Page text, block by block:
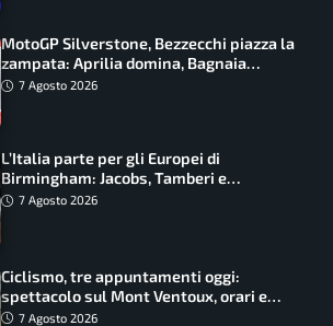
MotoGP Silverstone, Bezzecchi piazza la
zampata: Aprilia domina, Bagnaia
costretto al Q1
7 Agosto 2026
L’Italia parte per gli Europei di
Birmingham: Jacobs, Tamberi e
Battocletti guidano una spedizione
7 Agosto 2026
Ciclismo, tre appuntamenti oggi:
spettacolo sul Mont Ventoux, orari e
come vederli
7 Agosto 2026